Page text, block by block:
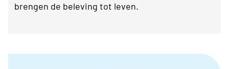
brengen de beleving tot leven.